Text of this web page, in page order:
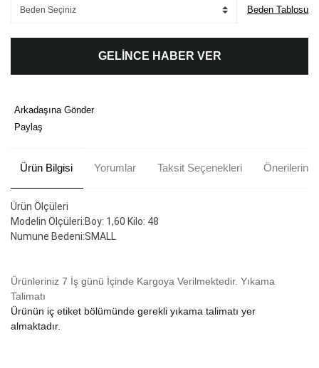
Beden Tablosu
GELİNCE HABER VER
Arkadaşına Gönder
Paylaş
Ürün Bilgisi Yorumlar Taksit Seçenekleri Önerileriniz
Ürün Ölçüleri
Modelin Ölçüleri:Boy: 1,60 Kilo: 48
Numune Bedeni:SMALL
Ürünleriniz 7 İş günü İçinde Kargoya Verilmektedir. Yıkama
Talimatı
Ürünün iç etiket bölümünde gerekli yıkama talimatı yer
almaktadır.